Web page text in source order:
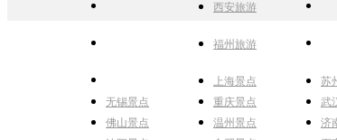
西安旅游
福州旅游
上海景点 苏
无锡景点
重庆景点 武
佛山景点
温州景点 济